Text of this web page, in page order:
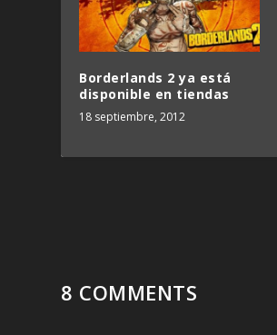
Borderlands 2 ya está
disponible en tiendas
18 septiembre, 2012
8 COMMENTS